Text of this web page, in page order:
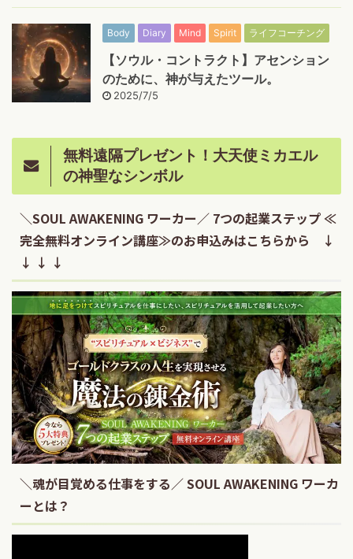
Body Diary Mind Spirit ライフコーチング
【ソウル・コントラクト】アセンション
のために、神が与えたツール。
2025/7/5
無料遠隔プレゼント！大天使ミカエル
の神聖なシンボル
＼SOUL AWAKENING ワーカー／ 7つの起業ステップ ≪
完全無料オンライン講座≫のお申込みはこちらから ↓
↓ ↓ ↓
＼魂が目覚める仕事をする／ SOUL AWAKENING ワーカ
ーとは？